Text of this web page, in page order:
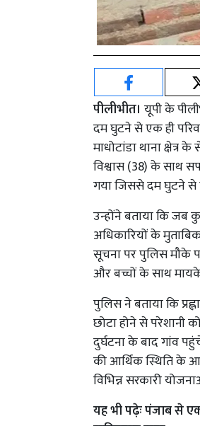
पीलीभीत। यूपी के
दम घुटने से एक ही
माधोटांडा थाना क्षेत्र
विश्वास (38) के साथ
गया जिससे दम घुटने से
उन्होंने बताया कि जब
अधिकारियों के
सूचना पर पुलिस मौके
और बच्चों के साथ मायके
पुलिस ने बताया कि
छोटा होने से
दुर्घटना के बाद गांव
की आर्थिक स्थिति के
विभिन्न सरकारी
यह भी पढ़ेःपंजाब से